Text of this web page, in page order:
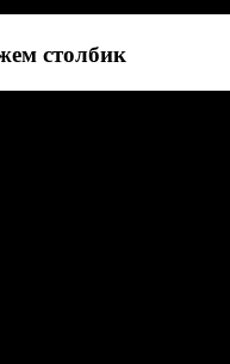
столбик